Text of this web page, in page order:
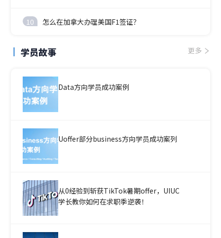
10 怎么在加拿大办理美国F1签证？
学员故事 更多
Data方向学员成功案例
Uoffer部分business方向学员成功案列
从0经验到斩获TikTok暑期offer，UIUC
学长教你如何在求职季逆袭！